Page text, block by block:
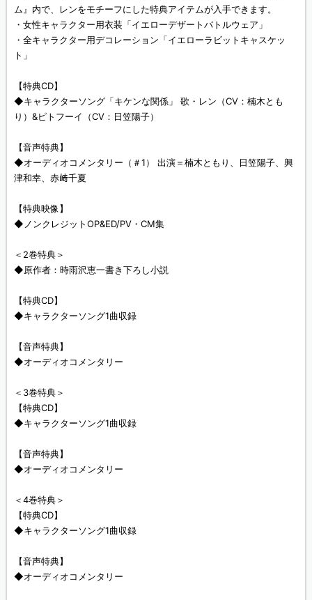
ム』内で、レンをモチーフにした特典アイテムが入手できます。
・女性キャラクター用衣装「イエローデザートバトルウェア」
・全キャラクター用デコレーション「イエローラビットキャスケッ
ト」
【特典CD】
◆キャラクターソング「キケンな関係」 歌・レン（CV：楠木とも
り）&ピトフーイ（CV：日笠陽子）
【音声特典】
◆オーディオコメンタリー（＃1） 出演＝楠木ともり、日笠陽子、興
津和幸、赤﨑千夏
【特典映像】
◆ノンクレジットOP&ED/PV・CM集
＜2巻特典＞
◆原作者：時雨沢恵一書き下ろし小説
【特典CD】
◆キャラクターソング1曲収録
【音声特典】
◆オーディオコメンタリー
＜3巻特典＞
【特典CD】
◆キャラクターソング1曲収録
【音声特典】
◆オーディオコメンタリー
＜4巻特典＞
【特典CD】
◆キャラクターソング1曲収録
【音声特典】
◆オーディオコメンタリー